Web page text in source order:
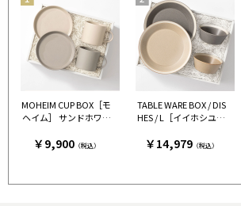
MOHEIM CUP BOX［モ
ヘイム］ サンドホワイ
ム］
￥9,900（税込）
TABLE WARE BOX / DIS
HES / L［イイホシユミ
ー＆ベージュ［イイホ
￥14,979（税込）